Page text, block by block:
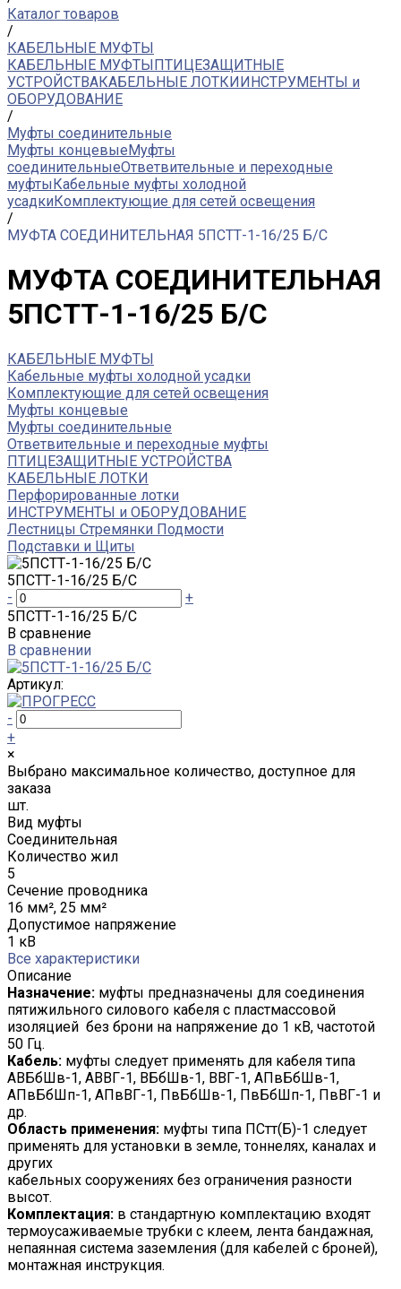
Каталог товаров
/
КАБЕЛЬНЫЕ МУФТЫ
КАБЕЛЬНЫЕ МУФТЫПТИЦЕЗАЩИТНЫЕ
УСТРОЙСТВАКАБЕЛЬНЫЕ ЛОТКИИНСТРУМЕНТЫ и
ОБОРУДОВАНИЕ
/
Муфты соединительные
Муфты концевыеМуфты
соединительныеОтветвительные и переходные
муфтыКабельные муфты холодной
усадкиКомплектующие для сетей освещения
/
МУФТА СОЕДИНИТЕЛЬНАЯ 5ПСТТ-1-16/25 Б/С
МУФТА СОЕДИНИТЕЛЬНАЯ
5ПСТТ-1-16/25 Б/С
КАБЕЛЬНЫЕ МУФТЫ
Кабельные муфты холодной усадки
Комплектующие для сетей освещения
Муфты концевые
Муфты соединительные
Ответвительные и переходные муфты
ПТИЦЕЗАЩИТНЫЕ УСТРОЙСТВА
КАБЕЛЬНЫЕ ЛОТКИ
Перфорированные лотки
ИНСТРУМЕНТЫ и ОБОРУДОВАНИЕ
Лестницы Стремянки Подмости
Подставки и Щиты
5ПСТТ-1-16/25 Б/С
-
+
5ПСТТ-1-16/25 Б/С
В сравнение
В сравнении
Артикул:
-
+
×
Выбрано максимальное количество, доступное для
заказа
шт.
Вид муфты
Соединительная
Количество жил
5
Сечение проводника
16 мм², 25 мм²
Допустимое напряжение
1 кВ
Все характеристики
Описание
Назначение: муфты предназначены для соединения
пятижильного силового кабеля с пластмассовой
изоляцией без брони на напряжение до 1 кВ, частотой
50 Гц.
Кабель: муфты следует применять для кабеля типа
АВБбШв-1, АВВГ-1, ВБбШв-1, ВВГ-1, АПвБбШв-1,
АПвБбШп-1, АПвВГ-1, ПвБбШв-1, ПвБбШп-1, ПвВГ-1 и
др.
Область применения: муфты типа ПСтт(Б)-1 следует
применять для установки в земле, тоннелях, каналах и
других
кабельных сооружениях без ограничения разности
высот.
Комплектация: в стандартную комплектацию входят
термоусаживаемые трубки с клеем, лента бандажная,
непаянная система заземления (для кабелей с броней),
монтажная инструкция.